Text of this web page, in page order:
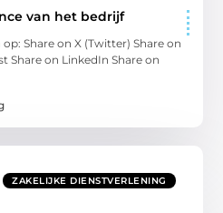
van het bedrijf
Share on X (Twitter) Share on
Share on LinkedIn Share on
ZAKELIJKE DIENSTVERLENING